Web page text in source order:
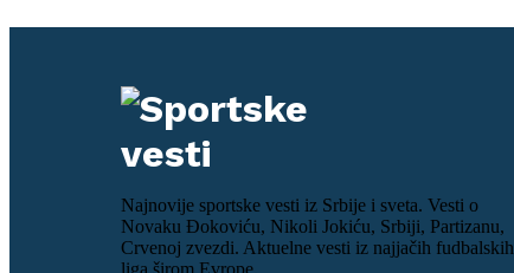
Najnovije sportske vesti iz Srbije i sveta. Vesti o
Novaku Đokoviću, Nikoli Jokiću, Srbiji, Partizanu,
Crvenoj zvezdi. Aktuelne vesti iz najjačih fudbalskih
liga širom Evrope.